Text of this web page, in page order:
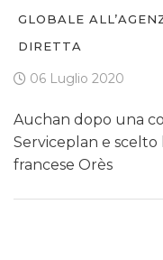
GLOBALE
DIRETTA
06 Luglio 2020
Auchan dopo una
Serviceplan e scelto
francese Orès